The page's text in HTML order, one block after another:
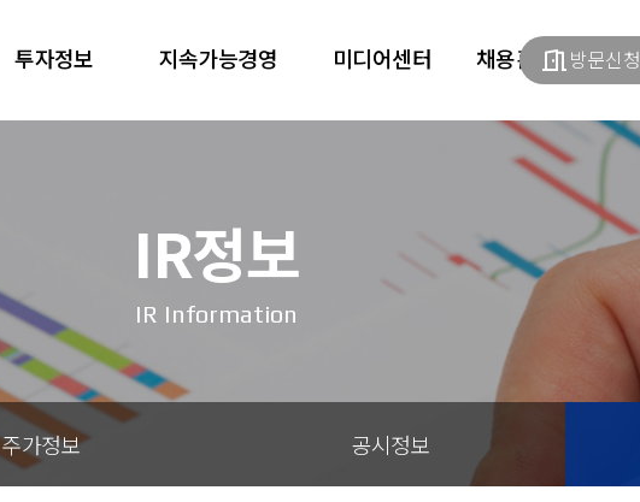
투자정보 지속가능경영 미디어센터 채용홈페이지방문신청
IR정보
IR Information
주가정보 공시정보